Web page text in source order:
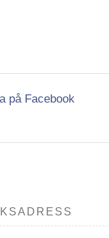
på Facebook